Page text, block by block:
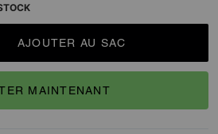
AJOUTER AU SAC
MAINTENANT